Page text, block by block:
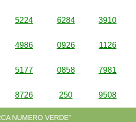
5224 6284 3910
4986 0926 1126
5177 0858 7981
8726 250 9508
NUMERO VERDE”